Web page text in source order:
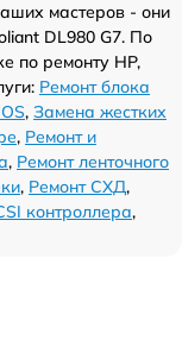
мастеров - они
DL980 G7. По
по ремонту HP,
Ремонт блока
, Замена жестких
, Ремонт и
, Ремонт ленточного
, Ремонт СХД,
контроллера,